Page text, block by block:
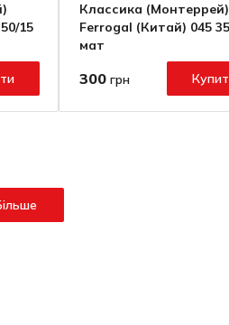
15
Классика (Монтеррей)
Ferrogal (Китай) 045
мат
300 грн